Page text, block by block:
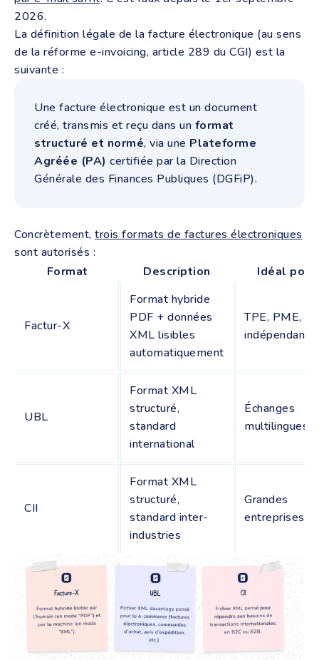
2026.
La définition légale de la facture électronique (au sens
de la réforme e-invoicing, article 289 du CGI) est la
suivante :
Une facture électronique est un document
créé, transmis et reçu dans un format
structuré et normé, via une Plateforme
Agréée (PA) certifiée par la Direction
Générale des Finances Publiques (DGFiP).
Concrètement, trois formats de factures électroniques
sont autorisés :
Format
Description Idéal pour
Factur-X
Format hybride
PDF + données
XML lisibles
automatiquement
TPE, PME,
indépendants
UBL
Format XML
structuré,
standard
international
Échanges
multilingues
CII
Format XML
structuré,
standard inter-
industries
Grandes
entreprises